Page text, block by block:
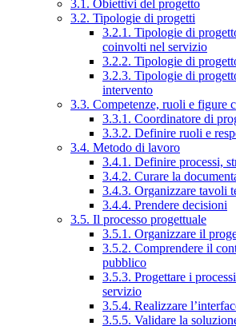
3.1. Obiettivi del progetto
3.2. Tipologie di progetti
3.2.1. Tipologie di
coinvolti nel servizio
3.2.2. Tipologie di
3.2.3. Tipologie di
intervento
3.3. Competenze, ruoli e figure
3.3.1. Coordinatore di
3.3.2. Definire ruoli e
3.4. Metodo di lavoro
3.4.1. Definire processi,
3.4.2. Curare la
3.4.3. Organizzare tavoli
3.4.4. Prendere decisioni
3.5. Il processo progettuale
3.5.1. Organizzare il
3.5.2. Comprendere il
pubblico
3.5.3. Progettare i
servizio
3.5.4. Realizzare
3.5.5. Validare la